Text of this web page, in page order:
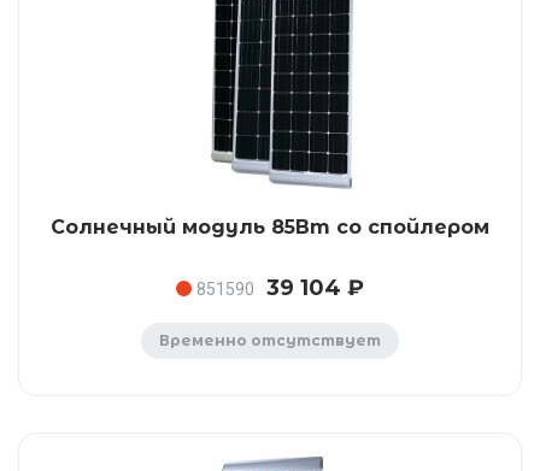
Солнечный модуль 85Вт со спойлером
851590 39 104 ₽
Временно отсутствует